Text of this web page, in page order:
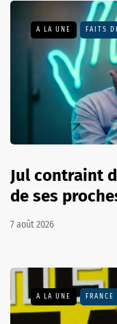
A LA UNE FAITS
Jul contraint
de ses
7 août 2026
A LA UNE FRANCE